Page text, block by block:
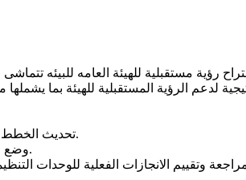
تحديث الخطط الاستراتيجية والتشغيلية للوحدات التنظيمية بناءا على المستجدات والمعطيات الجديدة.
وضع ومتابعة خطط العمل والآليات التنفيذية لتطبيق الخطة الاستراتيجية والخطط التشغيلية.